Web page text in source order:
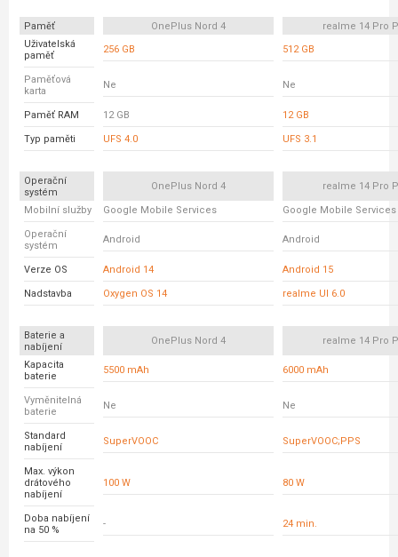
Paměť OnePlus Nord 4
realme 14 Pro
Uživatelská
paměť
256 GB 512 GB
Paměťová
karta
Ne Ne
Paměť RAM 12 GB 12 GB
Typ paměti UFS 4.0 UFS 3.1
Operační
systém
OnePlus Nord 4 realme 14 Pro
Mobilní služby Google Mobile Services Google Mobile Services
Operační
systém
Android Android
Verze OS Android 14 Android 15
Nadstavba Oxygen OS 14 realme UI 6.0
Baterie a
nabíjení
OnePlus Nord 4 realme 14 Pro
Kapacita
baterie
5500 mAh 6000 mAh
Vyměnitelná
baterie
Ne Ne
Standard
nabíjení
SuperVOOC SuperVOOC;PPS
Max. výkon
drátového
nabíjení
100 W 80 W
Doba nabíjení
na 50 %
- 24 min.